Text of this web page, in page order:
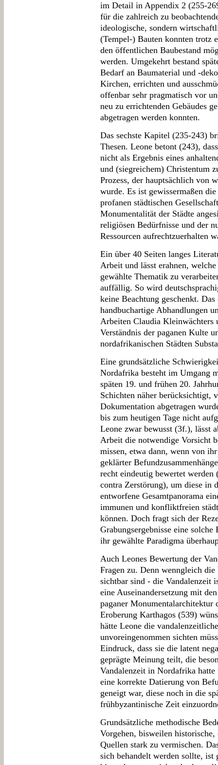
im Detail in Appendix 2 (255-
für die zahlreich zu
ideologische, sondern
(Tempel-) Bauten konnten trotz
den öffentlichen Baubestand
werden. Umgekehrt bestand
Bedarf an Baumaterial und -
Kirchen, errichten und
offenbar sehr pragmatisch vor
neu zu errichtenden Gebäudes
abgetragen werden konnten.
Das sechste Kapitel (235-243)
Thesen. Leone betont (243),
nicht als Ergebnis eines
und (siegreichem) Christentum
Prozess, der hauptsächlich von
wurde. Es ist gewissermaßen
profanen städtischen
Monumentalität der Städte
religiösen Bedürfnisse und der
Ressourcen aufrechtzuerhalten
Ein über 40 Seiten langes
Arbeit und lässt erahnen,
gewählte Thematik zu
auffällig. So wird
keine Beachtung geschenkt.
handbuchartige Abhandlungen
Arbeiten Claudia Kleinwächters
Verständnis der paganen Kulte
nordafrikanischen Städten
Eine grundsätzliche
Nordafrika besteht im Umgang
späten 19. und frühen 20.
Schichten näher berücksichtigt,
Dokumentation abgetragen
bis zum heutigen Tage nicht
Leone zwar bewusst (3f.), lässt
Arbeit die notwendige Vorsicht
missen, etwa dann, wenn von
geklärter
recht eindeutig bewertet
contra Zerstörung), um diese in
entworfene Gesamtpanorama
immunen und konfliktfreien
können. Doch fragt sich der
Grabungsergebnisse eine
ihr gewählte Paradigma
Auch Leones Bewertung der
Fragen zu. Denn wenngleich
sichtbar sind - die Vandalenzeit
eine Auseinandersetzung mit
paganer Monumentalarchitektur
Eroberung Karthagos (539)
hätte Leone die
unvoreingenommen sichten
Eindruck, dass sie die latent
geprägte Meinung teilt, die
Vandalenzeit in Nordafrika
eine korrekte Datierung von
geneigt war, diese noch in die
frühbyzantinische Zeit
Grundsätzliche methodische
Vorgehen, bisweilen
Quellen stark zu vermischen.
sich behandelt werden sollte,